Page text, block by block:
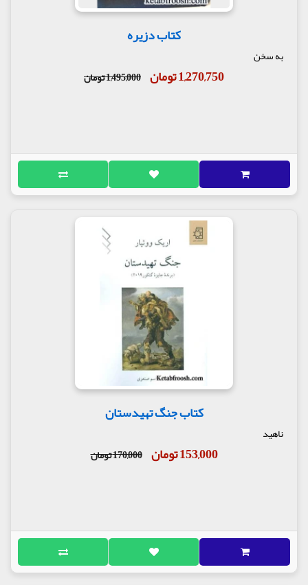
کتاب دزیره
به سخن
1,270,750 تومان 1,495,000 تومان
کتاب جنگ تهیدستان
ناهید
153,000 تومان 170,000 تومان